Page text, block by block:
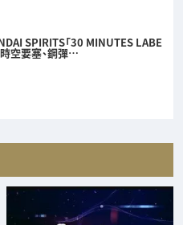
SPIRITS「30 MINUTES LABE
空要塞、鋼彈…